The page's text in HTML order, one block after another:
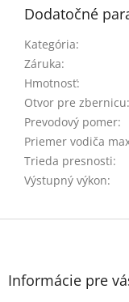
Dodatočné
Kategória:
Záruka:
Hmotnosť:
Otvor pre zbernicu:
Prevodový pomer:
Priemer vodiča
Trieda presnosti:
Výstupný výkon:
Z
Informácie pre